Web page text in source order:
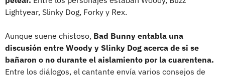
Lightyear, Slinky Dog, Forky y Rex.
Aunque suene chistoso, Bad Bunny entabla una
discusión entre Woody y Slinky Dog acerca de si se
bañaron o no durante el aislamiento por la cuarentena.
Entre los diálogos, el cantante envía varios consejos de